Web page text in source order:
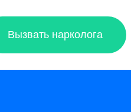
Вызвать нарколога